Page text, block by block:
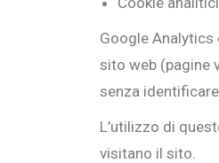
Google
sito web (pagine
senza
L’utilizzo di
visitano il sito.